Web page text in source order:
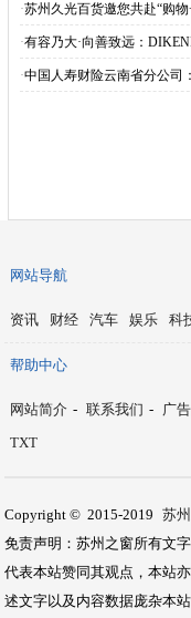
·苏州久光百货邀您共赴“购
·有容乃大·向善致远：
·中国人寿财险云南省分公司
网站导航
资讯 财经 汽车 娱乐 科
帮助中心
网站简介 - 联系我们 - 广
TXT
Copyright © 2015-2019 苏
免责声明：苏州之窗所有文
代表本站赞同其观点，本站
述文字以及内容数据庞杂本